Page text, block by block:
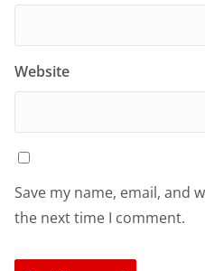
Website
Save my name, email, and
the next time I comment.